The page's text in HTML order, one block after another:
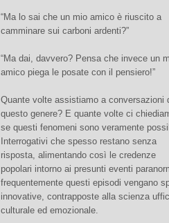
“Ma lo sai che un mio amico è riuscito a
camminare sui carboni ardenti?”
“Ma dai, davvero? Pensa che invece un
amico piega le posate con il pensiero!”
Quante volte assistiamo a conversazioni
questo genere? E quante volte ci
se questi fenomeni sono veramente
Interrogativi che spesso restano senza
risposta, alimentando così le credenze
popolari intorno ai presunti eventi
frequentemente questi episodi vengano
innovative, contrapposte alla scienza
culturale ed emozionale.